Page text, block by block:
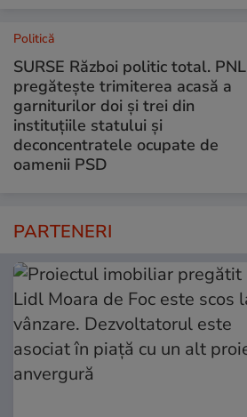
Politică
SURSE Război politic total. PNL
pregătește trimiterea acasă a
garniturilor doi și trei din
instituțiile statului și
deconcentratele ocupate de
oamenii PSD
PARTENERI